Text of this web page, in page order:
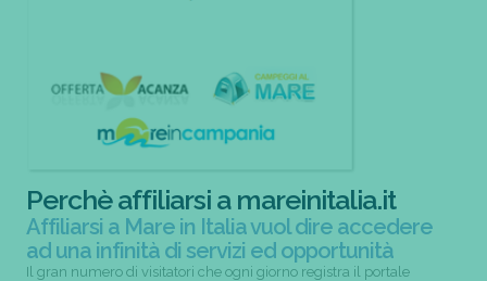
Perchè affiliarsi a mareinitalia.it
Affiliarsi a Mare in Italia vuol dire accedere
ad una infinità di servizi ed opportunità
Il gran numero di visitatori che ogni giorno registra il portale